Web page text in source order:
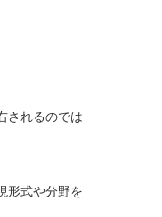
されるのでは
形式や分野を